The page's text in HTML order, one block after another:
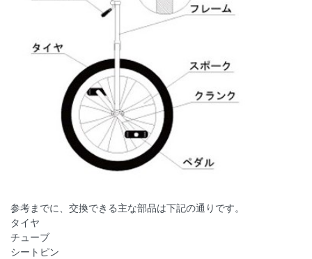
参考までに、交換できる主な部品は下記の通りです。
タイヤ
チューブ
シートピン